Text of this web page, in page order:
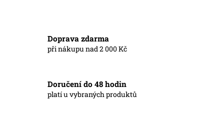
Doprava zdarma
při nákupu nad 2 000 Kč
Doručení do 48 hodin
platí u vybraných produktů